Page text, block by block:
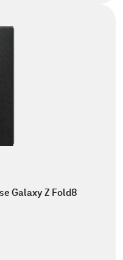
Galaxy Z Fold8